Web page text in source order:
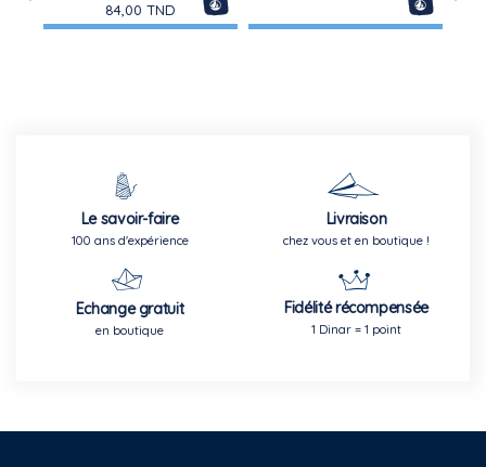
84,00 TND
Le savoir-faire
100 ans d'expérience
Livraison
chez vous et en boutique !
Echange gratuit
en boutique
Fidélité récompensée
1 Dinar = 1 point